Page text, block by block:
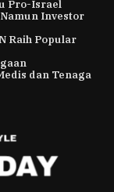
Pro-Israel
Investor
Raih Popular
dan Tenaga